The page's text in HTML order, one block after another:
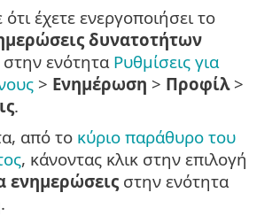
έχετε ενεργοποιήσει το
δυνατοτήτων
στην ενότητα Ρυθμίσεις για
> Ενημέρωση > Προφίλ>
.
από το κύριο παράθυρο του
, κάνοντας κλικ στην επιλογή
ενημερώσεις στην ενότητα
.